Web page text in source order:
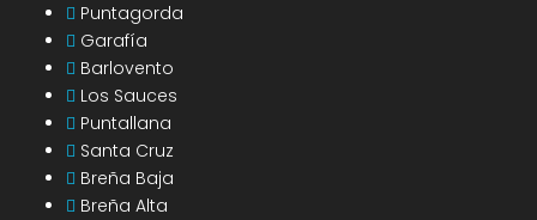
Puntagorda
Garafía
Barlovento
Los Sauces
Puntallana
Santa Cruz
Breña Baja
Breña Alta